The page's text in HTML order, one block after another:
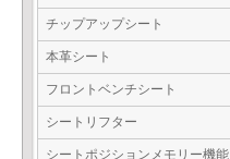
チップアップシート
本革シート
フロントベンチシート
シートリフター
シートポジションメモリー機能